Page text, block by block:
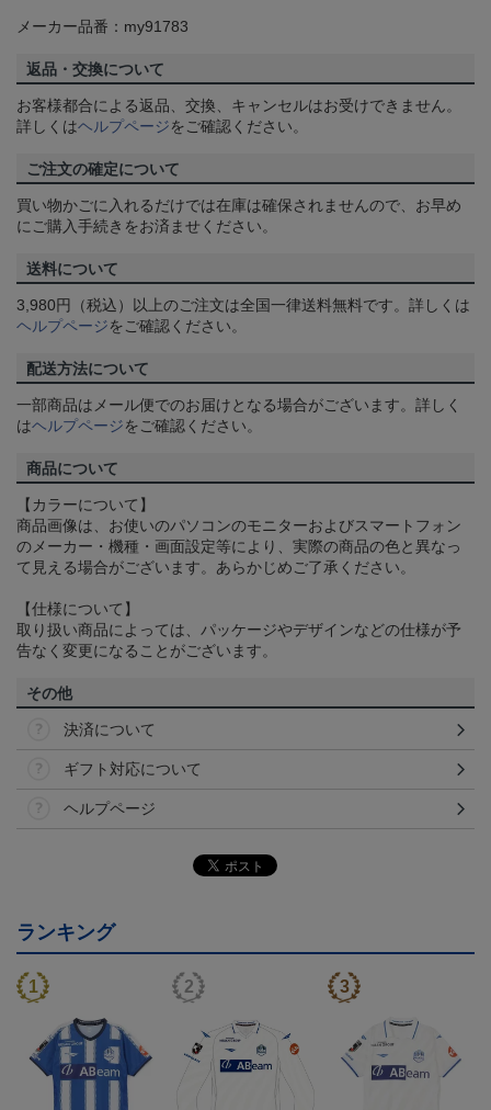
メーカー品番：my91783
返品・交換について
お客様都合による返品、交換、キャンセルはお受けできません。
詳しくはヘルプページをご確認ください。
ご注文の確定について
買い物かごに入れるだけでは在庫は確保されませんので、お早め
にご購入手続きをお済ませください。
送料について
3,980円（税込）以上のご注文は全国一律送料無料です。詳しくは
ヘルプページをご確認ください。
配送方法について
一部商品はメール便でのお届けとなる場合がございます。詳しく
はヘルプページをご確認ください。
商品について
【カラーについて】
商品画像は、お使いのパソコンのモニターおよびスマートフォン
のメーカー・機種・画面設定等により、実際の商品の色と異なっ
て見える場合がございます。あらかじめご了承ください。
【仕様について】
取り扱い商品によっては、パッケージやデザインなどの仕様が予
告なく変更になることがございます。
その他
決済について
ギフト対応について
ヘルプページ
ランキング